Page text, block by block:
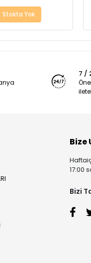
Stokta Yok
7 /
Bize
17:00
Bizi